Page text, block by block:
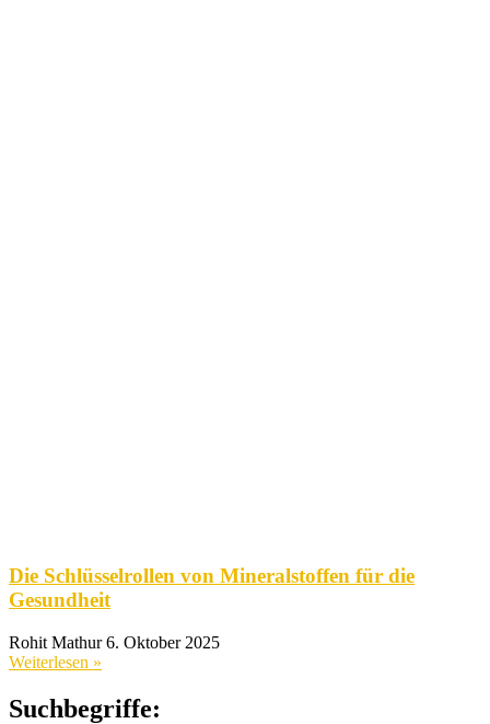
Die Schlüsselrollen von Mineralstoffen für die
Gesundheit
Rohit Mathur6. Oktober 2025
Weiterlesen »
Suchbegriffe: